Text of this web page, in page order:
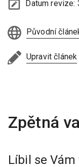
Datum revize:
Původní
Upravit článek
Líbil se